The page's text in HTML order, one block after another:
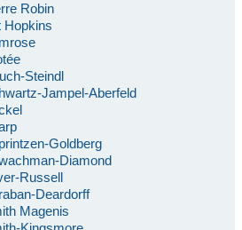
Robin
Hopkins
Steindl
Jampel-Aberfeld
Goldberg
Diamond
Russell
Deardorff
Magenis